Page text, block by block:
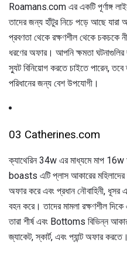
Roamans.com এর একটি পূর্ণাঙ্গ
তাদের জন্য হাঁটুর নিচে পড়ে আছে যারা
প্রবণতা থেকে রক্ষণশীল থেকে চকচকে
ধরণের অফার। আপনি ক্ষমতা
স্যুট বিনিয়োগ করতে চাইতে পারেন,
পরিধানের জন্য বেশ উপযোগী।
03 Catherines.com
ক্যাথেরিন 34w এর মাধ্যমে মাপ 16w
boasts এটি প্লাস আকারের মহিলাদের
অফার করে এবং প্রধান নৌবাহিনী, ধূসর
বহন করে। তাদের মামলা রক্ষণশীল
তারা শীর্ষ এবং Bottoms বিভিন্ন
জ্যাকেট, স্কার্ট, এবং প্যান্ট অফার করতে।